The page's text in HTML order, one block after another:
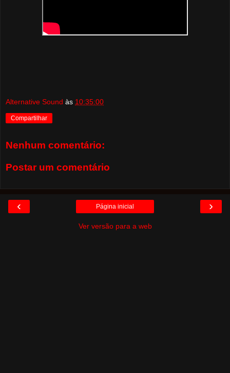
Alternative Sound às 10:35:00
Compartilhar
Nenhum comentário:
Postar um comentário
‹ ›
Página inicial
Ver versão para a web